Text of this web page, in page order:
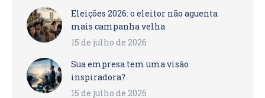
Eleições 2026: o eleitor não aguenta
mais campanha velha
15 de julho de 2026
Sua empresa tem uma visão
inspiradora?
15 de julho de 2026